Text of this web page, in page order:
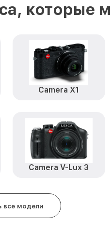
которые
Camera X1
Camera V-Lux 3
все модели